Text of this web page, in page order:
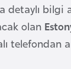
detaylı bilgi
olan
telefondan